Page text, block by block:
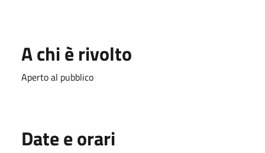
A chi è rivolto
Aperto al pubblico
Date e orari